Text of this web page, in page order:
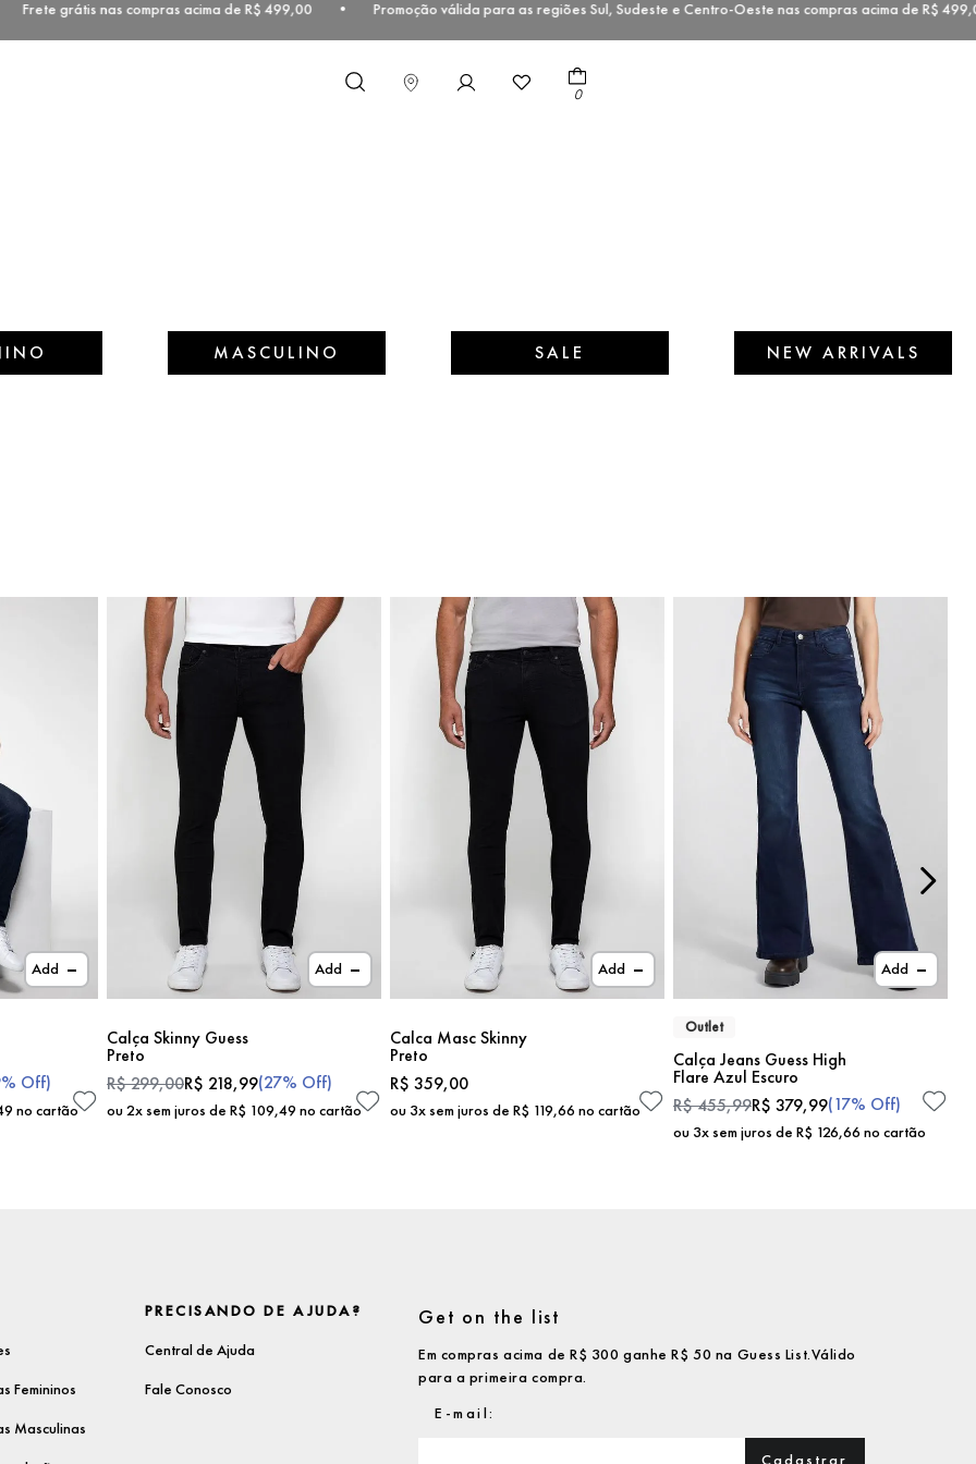
grátis nas compras acima de R$ 499,00 • Promoção válida para as regiões Sul, Sudeste e Centro-Oeste nas compras acima
O que você procura?
0
MASCULINO SALE NEW ARRIVALS
Add
Off)
no cartão
Add
Calça Skinny Guess
Preto
R$299,00R$ 218,99(27% Off)
ou2x sem juros de R$ 109,49 no cartão
Add
Calca Masc Skinny
Preto
R$ 359,00
ou 3x sem juros de R$ 119,66 no cartão
Add
Outlet
Calça Jeans Guess High
Flare Azul Escuro
R$455,99R$ 379,99(17% Off)
ou 3x sem juros de R$ 126,66 no cartão
Femininos
Masculinas
PRECISANDO DE AJUDA?
Central de Ajuda
Fale Conosco
Get on the list
Em compras acima de R$ 300 ganhe R$ 50 na Guess List.Válido
para a primeira compra.
Cadastrar